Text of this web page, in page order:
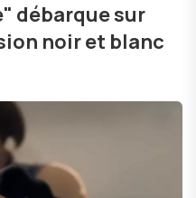
débarque sur
noir et blanc